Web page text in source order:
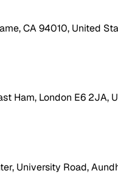
CA 94010, United
Ham, London E6 2JA,
University Road,